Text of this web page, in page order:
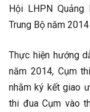
Hội LHPN
Trung Bộ năm
Thực hiện hướng
năm 2014, Cụm
nhằm ký kết giao
thi đua Cụm vào